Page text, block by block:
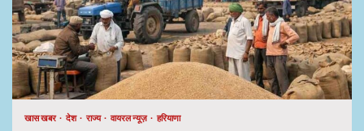
खास खबर देश राज्य वायरल न्यूज़ हरियाणा